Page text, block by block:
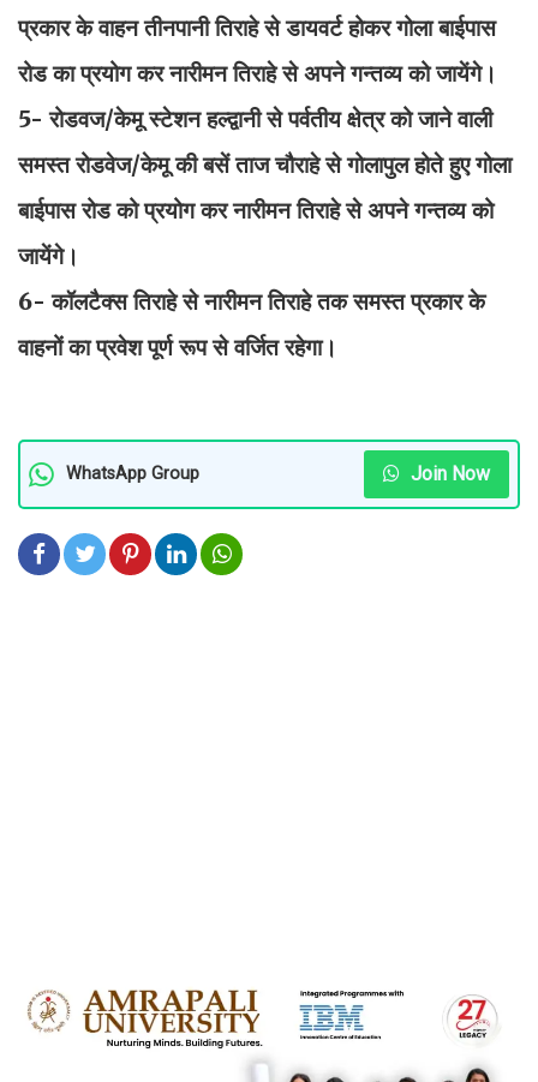
प्रकार के वाहन तीनपानी तिराहे से डायवर्ट होकर गोला बाईपास
रोड का प्रयोग कर नारीमन तिराहे से अपने गन्तव्य को जायेंगे।
5- रोडवज/केमू स्टेशन हल्द्वानी से पर्वतीय क्षेत्र को जाने वाली
समस्त रोडवेज/केमू की बसें ताज चौराहे से गोलापुल होते हुए गोला
बाईपास रोड को प्रयोग कर नारीमन तिराहे से अपने गन्तव्य को
जायेंगे।
6- कॉलटैक्स तिराहे से नारीमन तिराहे तक समस्त प्रकार के
वाहनों का प्रवेश पूर्ण रूप से वर्जित रहेगा।
WhatsApp Group Join Now